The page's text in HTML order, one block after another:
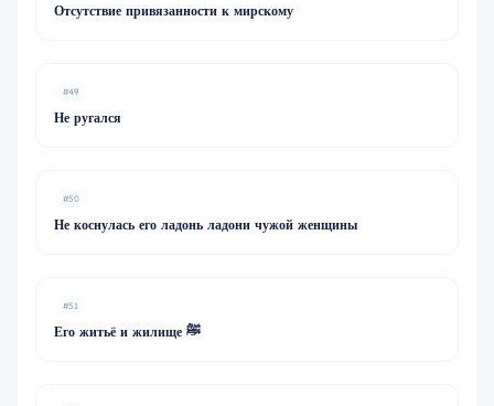
Отсутствие привязанности к мирскому
#49
Не ругался
#50
Не коснулась его ладонь ладони чужой женщины
#51
Его житьё и жилище ﷺ